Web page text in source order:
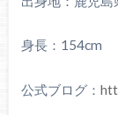
身長：154cm
公式ブログ：